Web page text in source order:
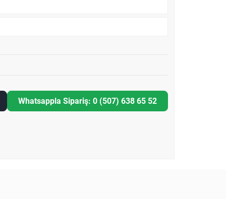
Whatsappla Sipariş: 0 (507) 638 65 52